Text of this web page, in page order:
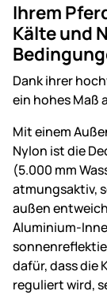
Ihrem
Kälte und
Dank ihrer
ein hohes Maß
Mit einem
Nylon ist die
(5.000 mm
atmungsaktiv,
außen
Aluminium-
dafür, dass die
reguliert wird,